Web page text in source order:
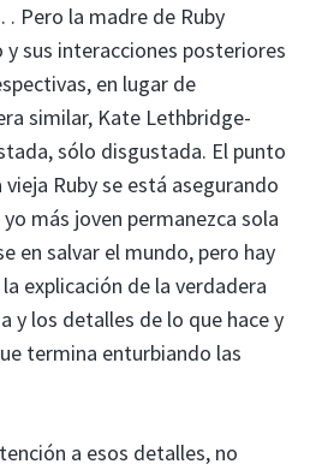
. Pero la madre de Ruby
sus interacciones posteriores
en lugar de
similar, Kate Lethbridge-
sólo disgustada. El punto
Ruby se está asegurando
más joven permanezca sola
en salvar el mundo, pero hay
explicación de la verdadera
y los detalles de lo que hace y
termina enturbiando las
a esos detalles, no